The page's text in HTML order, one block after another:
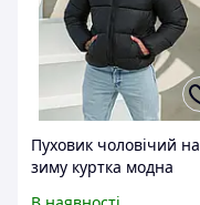
Пуховик чоловічий на
зиму куртка модна